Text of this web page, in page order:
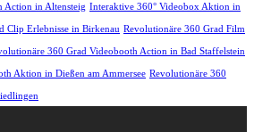
Action in Altensteig Interaktive 360° Videobox Aktion in
Clip Erlebnisse in Birkenau Revolutionäre 360 Grad Film
360 Grad Videobooth Action in Bad Staffelstein
Aktion in Dießen am Ammersee Revolutionäre 360